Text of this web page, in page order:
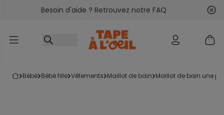
Accéder au contenu
Besoin d'aide ? Retrouvez notre FAQ
bébé bébé fille vêtements maillot de bain maillot de bain une